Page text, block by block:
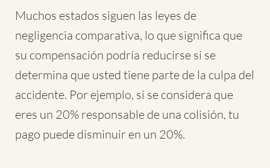
Muchos estados siguen las leyes de
negligencia comparativa, lo que significa que
su compensación podría reducirse si se
determina que usted tiene parte de la culpa del
accidente. Por ejemplo, si se considera que
eres un 20% responsable de una colisión, tu
pago puede disminuir en un 20%.